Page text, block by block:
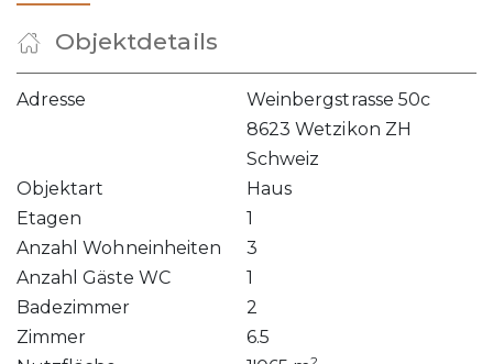
Objektdetails
Adresse
Weinbergstrasse 50c
8623 Wetzikon ZH
Schweiz
Objektart
Haus
Etagen
1
Anzahl Wohneinheiten
3
Anzahl Gäste WC
1
Badezimmer
2
Zimmer
6.5